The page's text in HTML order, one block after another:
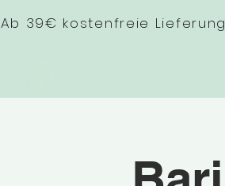
Ab 39€ kostenfreie